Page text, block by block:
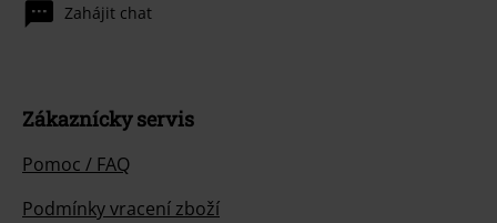
Zahájit chat
Zákaznícky servis
Pomoc / FAQ
Podmínky vracení zboží